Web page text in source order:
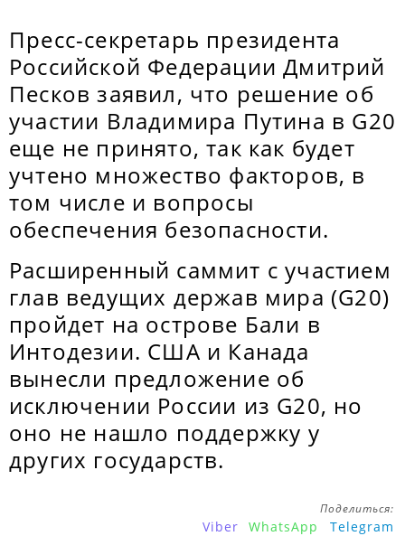
Пресс-секретарь президента
Российской Федерации Дмитрий
Песков заявил, что решение об
участии Владимира Путина в G20
еще не принято, так как будет
учтено множество факторов, в
том числе и вопросы
обеспечения безопасности.
Расширенный саммит с участием
глав ведущих держав мира (G20)
пройдет на острове Бали в
Интодезии. США и Канада
вынесли предложение об
исключении России из G20, но
оно не нашло поддержку у
других государств.
Поделиться:
Viber WhatsApp Telegram